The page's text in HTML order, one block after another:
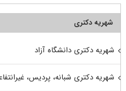
شهریه دکتری
شهریه دکتری دانشگاه آزاد
شهریه دکتری شبانه، پردیس،